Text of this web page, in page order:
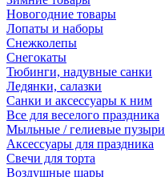
Новогодние товары
Лопаты и наборы
Снежколепы
Снегокаты
Тюбинги, надувные санки
Ледянки, салазки
Санки и аксессуары к ним
Все для веселого праздника
Мыльные / гелиевые пузыри
Аксессуары для праздника
Свечи для торта
Воздушные шары